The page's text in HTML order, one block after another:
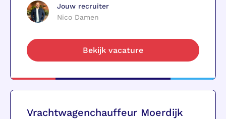
Jouw recruiter
Nico Damen
Bekijk vacature
Vrachtwagenchauffeur Moerdijk